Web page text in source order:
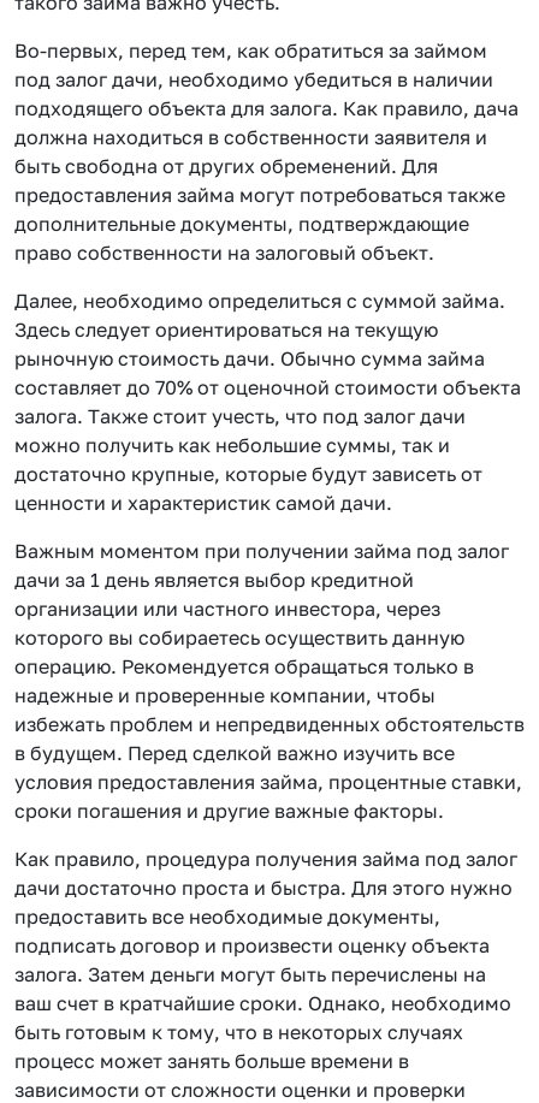
Во-первых, перед тем, как обратиться за займом
под залог дачи, необходимо убедиться в наличии
подходящего объекта для залога. Как правило, дача
должна находиться в собственности заявителя и
быть свободна от других обременений. Для
предоставления займа могут потребоваться также
дополнительные документы, подтверждающие
право собственности на залоговый объект.
Далее, необходимо определиться с суммой займа.
Здесь следует ориентироваться на текущую
рыночную стоимость дачи. Обычно сумма займа
составляет до 70% от оценочной стоимости объекта
залога. Также стоит учесть, что под залог дачи
можно получить как небольшие суммы, так и
достаточно крупные, которые будут зависеть от
ценности и характеристик самой дачи.
Важным моментом при получении займа под залог
дачи за 1 день является выбор кредитной
организации или частного инвестора, через
которого вы собираетесь осуществить данную
операцию. Рекомендуется обращаться только в
надежные и проверенные компании, чтобы
избежать проблем и непредвиденных обстоятельств
в будущем. Перед сделкой важно изучить все
условия предоставления займа, процентные ставки,
сроки погашения и другие важные факторы.
Как правило, процедура получения займа под залог
дачи достаточно проста и быстра. Для этого нужно
предоставить все необходимые документы,
подписать договор и произвести оценку объекта
залога. Затем деньги могут быть перечислены на
ваш счет в кратчайшие сроки. Однако, необходимо
быть готовым к тому, что в некоторых случаях
процесс может занять больше времени в
зависимости от сложности оценки и проверки